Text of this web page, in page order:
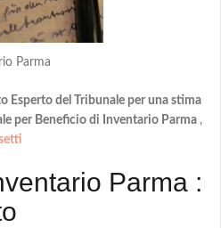
Parma
Esperto del Tribunale per una stima
per Beneficio di Inventario Parma ,
Parma :